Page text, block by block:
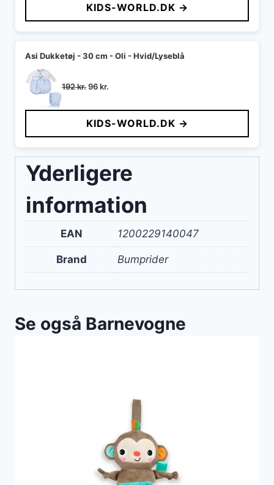
var:
288 kr..
er:
144 kr..
KIDS-WORLD.DK →
Asi Dukketøj - 30 cm - Oli - Hvid/Lyseblå
192kr.Den
pris
var:
192 kr..
96kr.
pris
er:
96 kr..
KIDS-WORLD.DK →
Yderligere
information
EAN 1200229140047
Brand Bumprider
Se også Barnevogne